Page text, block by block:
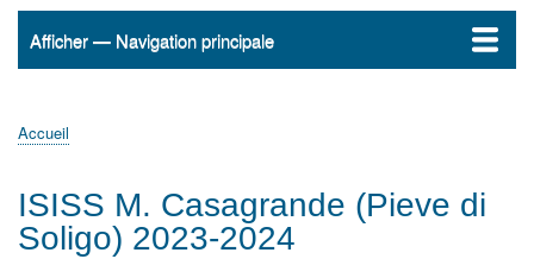
Navigation
Afficher — Navigation principale
Accueil
ActualitésMATh.en.JEANS ?
Régions et Ateliers
Créer, gérer un atelier
Sujets/Publications
Congrès
d'Ariane
Accueil
ISISS M. Casagrande (Pieve di
Soligo) 2023-2024